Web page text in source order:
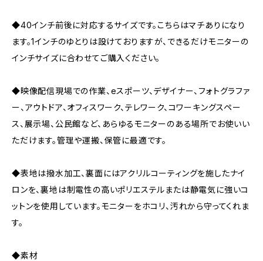
◆40インチ前後に対応するサイズです。こちらはマチありになり
ます。1インチのゆとりは設けておりますが、できるだけモニターの
インチサイズに合わせてご購入ください。
◆映像配信現場での作業、eスポーツ、デザイナー、フォトグラファ
ー、アウトドア、オフィスワーク、テレワーク、コワーキングスペー
ス、展示場、公民館など、あらゆるモニターのある場所でお使いい
ただけます。管理や運搬、保管に最適です。
◆表地は撥水加工、裏面にはアクリルコーティングを施したナイ
ロンを、裏地は制電性の高いポリエステルまたは静電気に強いコ
ットンを使用しています。モニターをホコリ、汚れから守ってくれま
す。
◆素材